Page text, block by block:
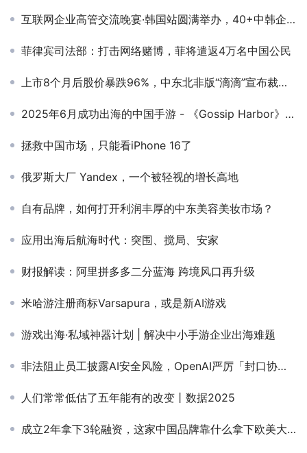
互联网企业高管交流晚宴·韩国站圆满举办，40+中韩企业齐聚釜山，共话合作与发展
菲律宾司法部：打击网络赌博，菲将遣返4万名中国公民
上市8个月后股价暴跌96%，中东北非版“滴滴”宣布裁员50%
2025年6月成功出海的中国手游 - 《Gossip Harbor》稳居收入榜亚军，《Kingshot》强势跃居收入榜第3名
拯救中国市场，只能看iPhone 16了
俄罗斯大厂 Yandex，一个被轻视的增长高地
自有品牌，如何打开利润丰厚的中东美容美妆市场？
应用出海后航海时代：突围、搅局、安家
财报解读：阿里拼多多二分蓝海 跨境风口再升级
米哈游注册商标Varsapura，或是新AI游戏
游戏出海·私域神器计划 | 解决中小手游企业出海难题
非法阻止员工披露AI安全风险，OpenAI严厉「封口协议」再遭举报
人们常常低估了五年能有的改变丨数据2025
成立2年拿下3轮融资，这家中国品牌靠什么拿下欧美大码女装市场？